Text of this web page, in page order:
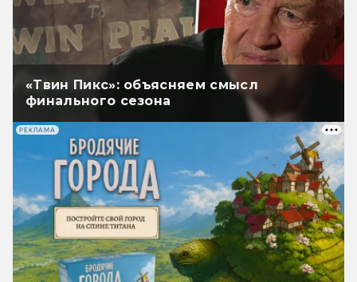
«Твин Пикс»: объясняем смысл
финального сезона
РЕКЛАМА